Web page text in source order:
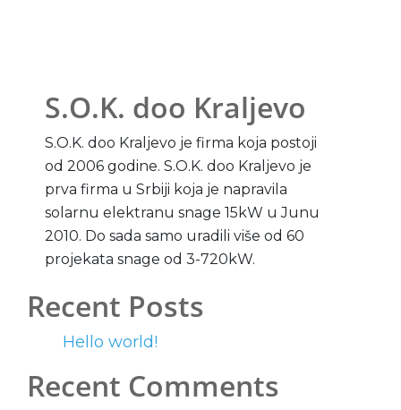
S.O.K. doo Kraljevo
S.O.K. doo Kraljevo je firma koja postoji
od 2006 godine. S.O.K. doo Kraljevo je
prva firma u Srbiji koja je napravila
solarnu elektranu snage 15kW u Junu
2010. Do sada samo uradili više od 60
projekata snage od 3-720kW.
Recent Posts
Hello world!
Recent Comments